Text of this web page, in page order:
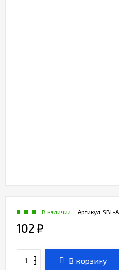
Артикул: SBL-
В наличии
102 ₽
В корзину